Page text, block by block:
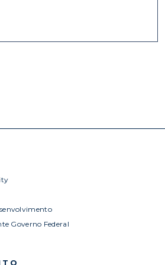
Governo Federal